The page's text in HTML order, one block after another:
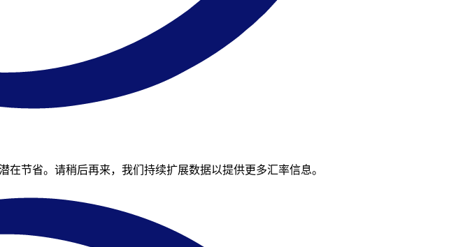
节省。请稍后再来，我们持续扩展数据以提供更多汇率信息。